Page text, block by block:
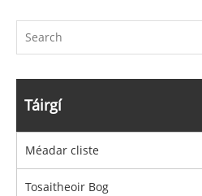
Táirgí
Méadar cliste
Tosaitheoir Bog